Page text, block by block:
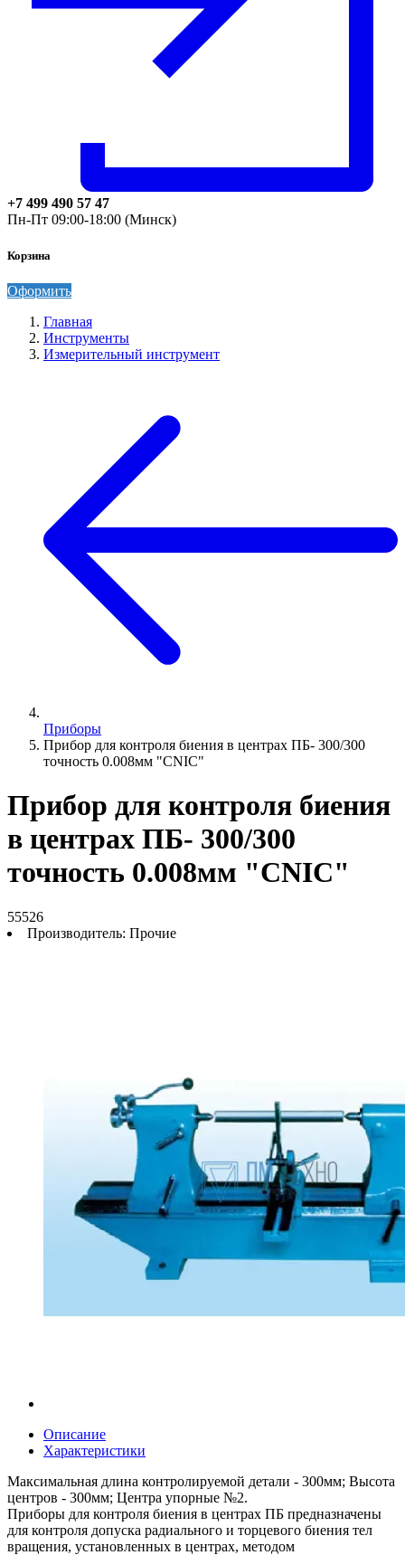
+7 499 490 57 47
Пн-Пт 09:00-18:00 (Минск)
Корзина
Оформить
Главная
Инструменты
Измерительный инструмент
Приборы
Прибор для контроля биения в центрах ПБ- 300/300
точность 0.008мм "CNIC"
Прибор для контроля биения
в центрах ПБ- 300/300
точность 0.008мм "CNIC"
55526
Производитель: Прочие
Описание
Характеристики
Максимальная длина контролируемой детали - 300мм; Высота
центров - 300мм; Центра упорные №2.
Приборы для контроля биения в центрах ПБ предназначены
для контроля допуска радиального и торцевого биения тел
вращения, установленных в центрах, методом